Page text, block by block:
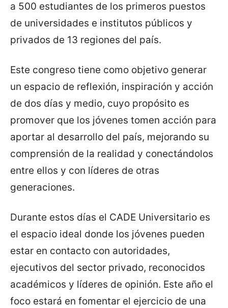
a 500 estudiantes de los primeros puestos
de universidades e institutos públicos y
privados de 13 regiones del país.
Este congreso tiene como objetivo generar
un espacio de reflexión, inspiración y acción
de dos días y medio, cuyo propósito es
promover que los jóvenes tomen acción para
aportar al desarrollo del país, mejorando su
comprensión de la realidad y conectándolos
entre ellos y con líderes de otras
generaciones.
Durante estos días el CADE Universitario es
el espacio ideal donde los jóvenes pueden
estar en contacto con autoridades,
ejecutivos del sector privado, reconocidos
académicos y líderes de opinión. Este año el
foco estará en fomentar el ejercicio de una